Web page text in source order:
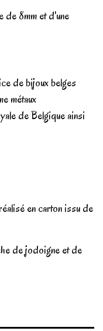
de 8mm et d'une
de bijoux belges
métaux
de Belgique ainsi
en carton issu de
de jodoigne et de